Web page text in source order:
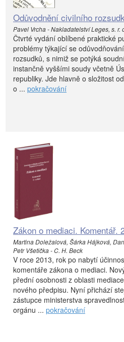
Odůvodnění civilního
Pavel Vrcha - Nakladatelství Leges, s. r.
Čtvrté vydání oblíbené praktické
problémy týkající se
rozsudků, s nimiž se potýká
instančně vyššími soudy včetně
republiky. Jde hlavně o složitost
o ... pokračování
Zákon o mediaci. Komentář.
Martina Doležalová, Šárka Hájková,
Petr Všetička - C. H. Beck
V roce 2013, rok po nabytí
komentáře zákona o mediaci.
přední osobnosti z oblasti
nového předpisu. Nyní přichází
zástupce ministerstva
orgánu ... pokračování